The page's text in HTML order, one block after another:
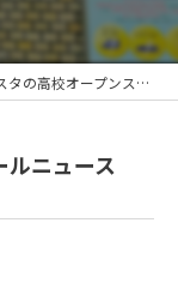
校オープンスクールニュース𓇻
ニュース